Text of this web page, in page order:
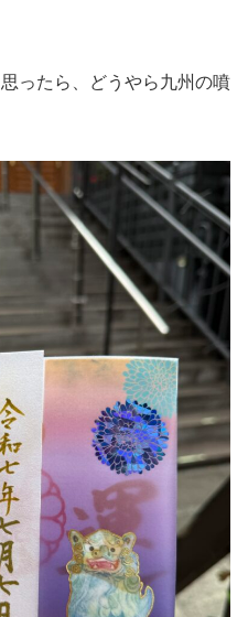
ったら、どうやら九州の噴